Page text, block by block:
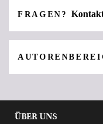
FRAGEN?
ÜBER UNS